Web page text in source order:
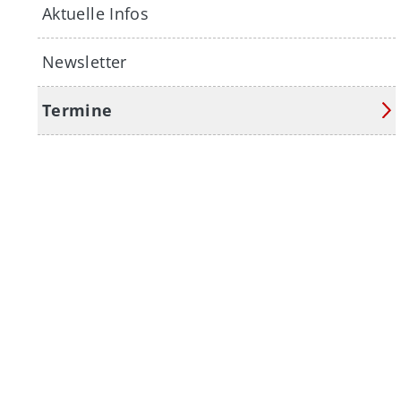
Aktuelle Infos
Newsletter
Termine